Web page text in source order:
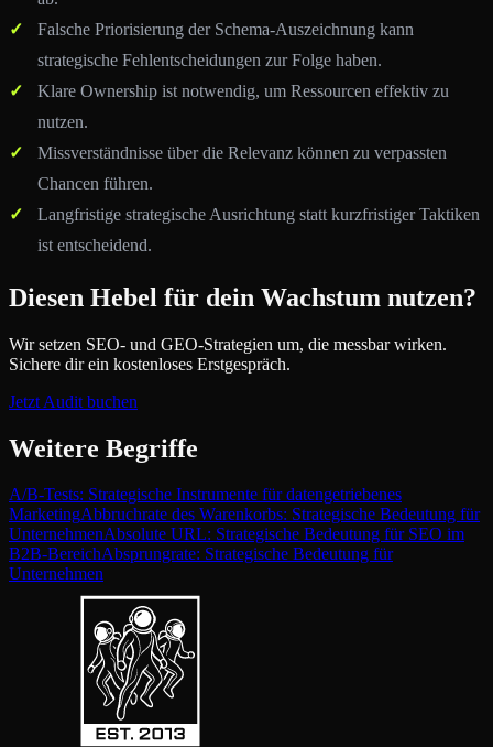
Falsche Priorisierung der Schema-Auszeichnung kann
strategische Fehlentscheidungen zur Folge haben.
Klare Ownership ist notwendig, um Ressourcen effektiv zu
nutzen.
Missverständnisse über die Relevanz können zu verpassten
Chancen führen.
Langfristige strategische Ausrichtung statt kurzfristiger Taktiken
ist entscheidend.
Diesen Hebel für dein Wachstum nutzen?
Wir setzen SEO- und GEO-Strategien um, die messbar wirken.
Sichere dir ein kostenloses Erstgespräch.
Jetzt Audit buchen
Weitere Begriffe
A/B-Tests: Strategische Instrumente für datengetriebenes
MarketingAbbruchrate des Warenkorbs: Strategische Bedeutung für
UnternehmenAbsolute URL: Strategische Bedeutung für SEO im
B2B-BereichAbsprungrate: Strategische Bedeutung für
Unternehmen